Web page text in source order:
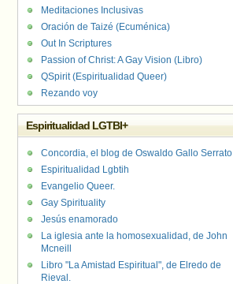
Meditaciones Inclusivas
Oración de Taizé (Ecuménica)
Out In Scriptures
Passion of Christ: A Gay Vision (Libro)
QSpirit (Espiritualidad Queer)
Rezando voy
Espiritualidad LGTBI+
Concordia, el blog de Oswaldo Gallo Serrato
Espiritualidad Lgbtih
Evangelio Queer.
Gay Spirituality
Jesús enamorado
La iglesia ante la homosexualidad, de John
Mcneill
Libro "La Amistad Espiritual", de Elredo de
Rieval.